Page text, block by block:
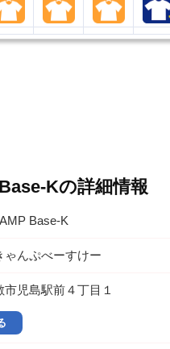
Kの詳細情報
Base-K
ゃんぷべーすけー
市児島駅前４丁目１